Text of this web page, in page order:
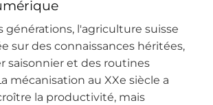
générations, l'agriculture suisse
sur des connaissances héritées,
saisonnier et des routines
mécanisation au XXe siècle a
la productivité, mais